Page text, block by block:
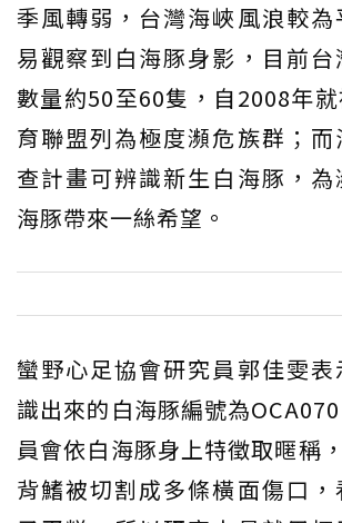
季風轉弱，台灣海峽風浪較
易觀察到白海豚身影，目前
數量約50至60隻，自2008年
育聯盟列為極度瀕危族群；
查計畫可辨識新生白海豚，為
海豚帶來一絲希望。
蠻野心足協會研究員郭佳雯
識出來的白海豚編號為
員會依白海豚身上特徵取暱稱
背鰭被切割成多條橫面傷口